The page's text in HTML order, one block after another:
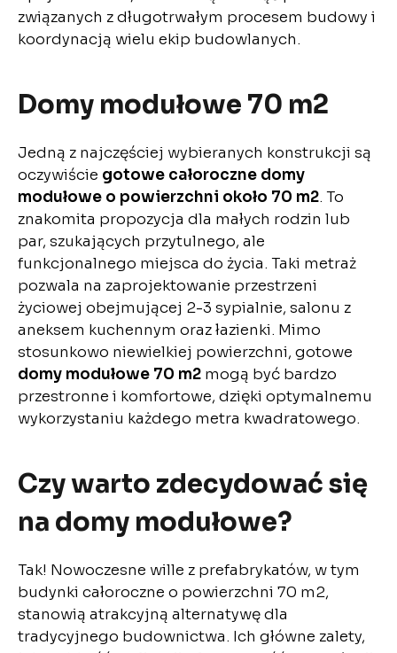
związanych z długotrwałym procesem budowy i
koordynacją wielu ekip budowlanych.
Domy modułowe 70 m2
Jedną z najczęściej wybieranych konstrukcji są
oczywiście gotowe całoroczne domy
modułowe o powierzchni około 70 m2. To
znakomita propozycja dla małych rodzin lub
par, szukających przytulnego, ale
funkcjonalnego miejsca do życia. Taki metraż
pozwala na zaprojektowanie przestrzeni
życiowej obejmującej 2-3 sypialnie, salonu z
aneksem kuchennym oraz łazienki. Mimo
stosunkowo niewielkiej powierzchni, gotowe
domy modułowe 70 m2 mogą być bardzo
przestronne i komfortowe, dzięki optymalnemu
wykorzystaniu każdego metra kwadratowego.
Czy warto zdecydować się
na domy modułowe?
Tak! Nowoczesne wille z prefabrykatów, w tym
budynki całoroczne o powierzchni 70 m2,
stanowią atrakcyjną alternatywę dla
tradycyjnego budownictwa. Ich główne zalety,